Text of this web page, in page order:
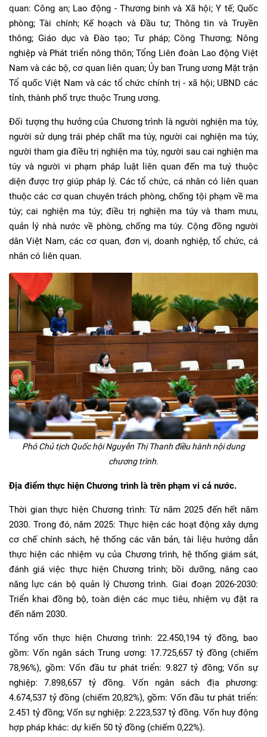
quan: Công an; Lao động - Thương binh và Xã hội; Y tế; Quốc
phòng; Tài chính; Kế hoạch và Đầu tư; Thông tin và Truyền
thông; Giáo dục và Đào tạo; Tư pháp; Công Thương; Nông
nghiệp và Phát triển nông thôn; Tổng Liên đoàn Lao động Việt
Nam và các bộ, cơ quan liên quan; Ủy ban Trung ương Mặt trận
Tổ quốc Việt Nam và các tổ chức chính trị - xã hội; UBND các
tỉnh, thành phố trực thuộc Trung ương.
Đối tượng thụ hưởng của Chương trình là người nghiện ma túy,
người sử dụng trái phép chất ma túy, người cai nghiện ma túy,
người tham gia điều trị nghiện ma túy, người sau cai nghiện ma
túy và người vi phạm pháp luật liên quan đến ma tuý thuộc
diện được trợ giúp pháp lý. Các tổ chức, cá nhân có liên quan
thuộc các cơ quan chuyên trách phòng, chống tội phạm về ma
túy; cai nghiện ma túy; điều trị nghiện ma túy và tham mưu,
quản lý nhà nước về phòng, chống ma túy. Cộng đồng người
dân Việt Nam, các cơ quan, đơn vị, doanh nghiệp, tổ chức, cá
nhân có liên quan.
Phó Chủ tịch Quốc hội Nguyễn Thị Thanh điều hành nội dung
chương trình.
Địa điểm thực hiện Chương trình là trên phạm vi cả nước.
Thời gian thực hiện Chương trình: Từ năm 2025 đến hết năm
2030. Trong đó, năm 2025: Thực hiện các hoạt động xây dựng
cơ chế chính sách, hệ thống các văn bản, tài liệu hướng dẫn
thực hiện các nhiệm vụ của Chương trình, hệ thống giám sát,
đánh giá việc thực hiện Chương trình; bồi dưỡng, nâng cao
năng lực cán bộ quản lý Chương trình. Giai đoạn 2026-2030:
Triển khai đồng bộ, toàn diện các mục tiêu, nhiệm vụ đặt ra
đến năm 2030.
Tổng vốn thực hiện Chương trình: 22.450,194 tỷ đồng, bao
gồm: Vốn ngân sách Trung ương: 17.725,657 tỷ đồng (chiếm
78,96%), gồm: Vốn đầu tư phát triển: 9.827 tỷ đồng; Vốn sự
nghiệp: 7.898,657 tỷ đồng. Vốn ngân sách địa phương:
4.674,537 tỷ đồng (chiếm 20,82%), gồm: Vốn đầu tư phát triển:
2.451 tỷ đồng; Vốn sự nghiệp: 2.223,537 tỷ đồng. Vốn huy động
hợp pháp khác: dự kiến 50 tỷ đồng (chiếm 0,22%).